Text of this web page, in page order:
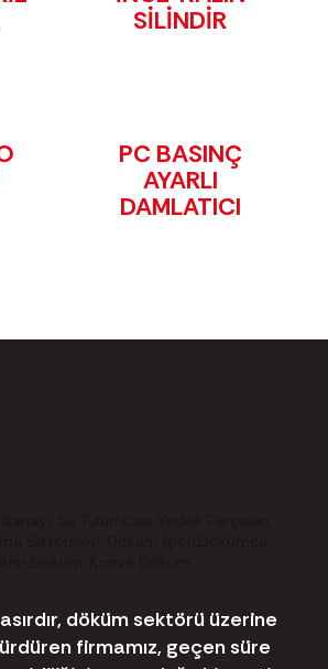
SİLİNDİR
PC BASINÇ
AYARLI
DAMLATICI
asırdır, döküm sektörü üzerine
firmamız, geçen süre